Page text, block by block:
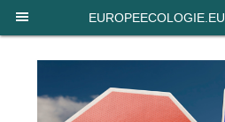
EUROPEECOLOGIE.EU